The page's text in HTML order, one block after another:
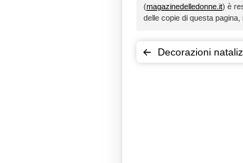
(magazinedelledonne.it) è
delle copie di questa
Decorazioni